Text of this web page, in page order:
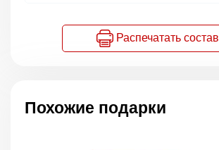
Распечатать состав
Похожие подарки